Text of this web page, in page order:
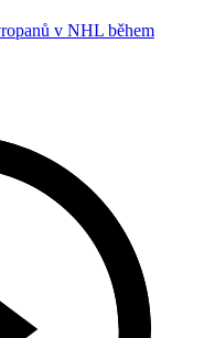
v NHL během